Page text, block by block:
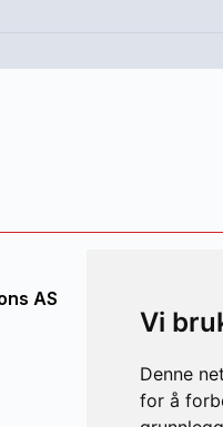
Vi
Denne
for å
AS